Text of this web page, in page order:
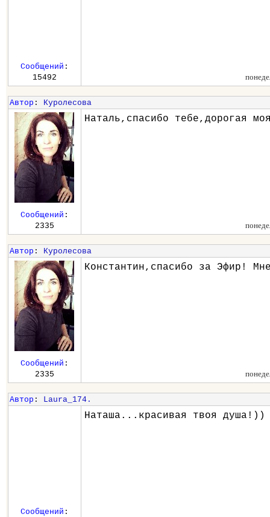
Сообщений :
15492
Автор : Куролесова
Наталь,спасибо тебе,дорогая
Сообщений :
2335
Автор : Куролесова
Константин,спасибо за Эфир!
Сообщений :
2335
Автор : Laura_174.
Наташа...красивая твоя душа!))
Сообщений :